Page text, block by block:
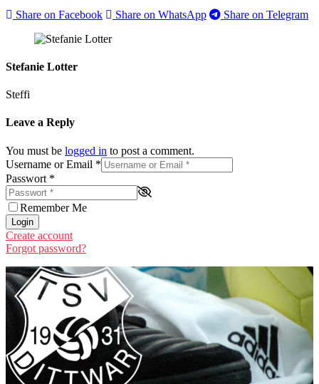
Share on Facebook Share on WhatsApp Share on Telegram
Stefanie Lotter
Steffi
Leave a Reply
You must be logged in to post a comment.
Username or Email *
Passwort *
Remember Me
Login
Create account
Forgot password?